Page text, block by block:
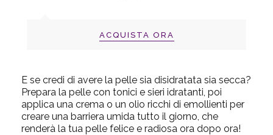
ACQUISTA ORA
E se credi di avere la pelle sia disidratata sia secca?
Prepara la pelle con tonici e sieri idratanti, poi
applica una crema o un olio ricchi di emollienti per
creare una barriera umida tutto il giorno, che
renderà la tua pelle felice e radiosa ora dopo ora!